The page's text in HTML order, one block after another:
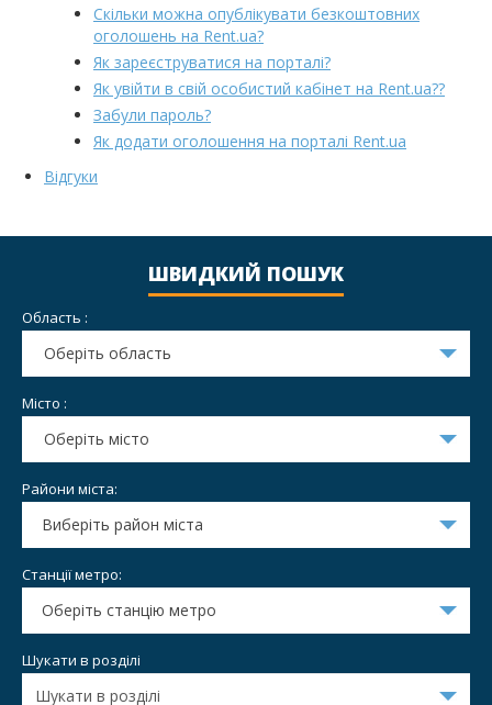
Скільки можна опублікувати безкоштовних
оголошень на Rent.ua?
Як зареєструватися на порталі?
Як увійти в свій особистий кабінет на Rent.ua??
Забули пароль?
Як додати оголошення на порталі Rent.ua
Відгуки
ШВИДКИЙ ПОШУК
Область :
Оберіть область
Місто :
Оберіть місто
Райони міста:
Виберіть район міста
Станції метро:
Оберіть станцію метро
Шукати в розділі